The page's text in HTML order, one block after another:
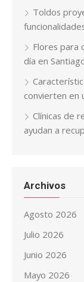
Toldos
Flores para
día en
convierten en
Clínicas de
ayudan a
Archivos
Agosto 2026
Julio 2026
Junio 2026
Mayo 2026